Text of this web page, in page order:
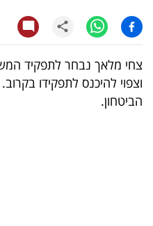
ומחקרים
רכילות
עסקית
צחי מלאך נבחר לתפקיד
וצפוי להיכנס לתפקידו
הביטחון.